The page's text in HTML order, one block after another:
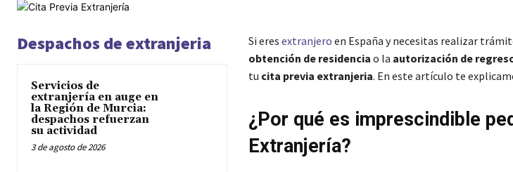
Despachos de extranjeria
Servicios de
extranjería en auge en
la Región de Murcia:
despachos refuerzan
su actividad
3 de agosto de 2026
Si eres extranjero en España y necesitas realizar
obtención de residencia o la autorización de
tu cita previa extranjeria. En este artículo te
¿Por qué es imprescindible
Extranjería?